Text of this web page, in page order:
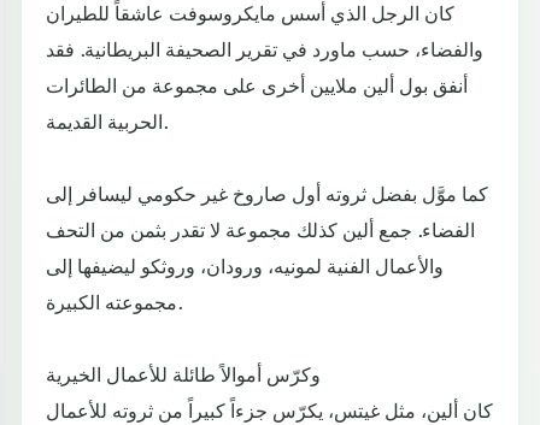
كان الرجل الذي أسس مايكروسوفت عاشقاً للطيران
والفضاء، حسب ماورد في تقرير الصحيفة البريطانية. فقد
أنفق بول ألين ملايين أخرى على مجموعة من الطائرات
الحربية القديمة.
كما موَّل بفضل ثروته أول صاروخ غير حكومي ليسافر إلى
الفضاء. جمع ألين كذلك مجموعة لا تقدر بثمن من التحف
والأعمال الفنية لمونيه، ورودان، وروثكو ليضيفها إلى
مجموعته الكبيرة.
وكرّس أموالاً طائلة للأعمال الخيرية
كان ألين، مثل غيتس، يكرّس جزءاً كبيراً من ثروته للأعمال